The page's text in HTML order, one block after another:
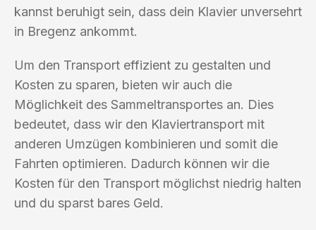
kannst beruhigt sein, dass dein Klavier unversehrt
in Bregenz ankommt.
Um den Transport effizient zu gestalten und
Kosten zu sparen, bieten wir auch die
Möglichkeit des Sammeltransportes an. Dies
bedeutet, dass wir den Klaviertransport mit
anderen Umzügen kombinieren und somit die
Fahrten optimieren. Dadurch können wir die
Kosten für den Transport möglichst niedrig halten
und du sparst bares Geld.